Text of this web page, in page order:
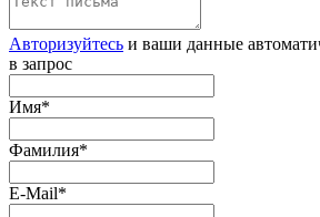
Авторизуйтесь и ваши данные
в запрос
Имя*
Фамилия*
E-Mail*